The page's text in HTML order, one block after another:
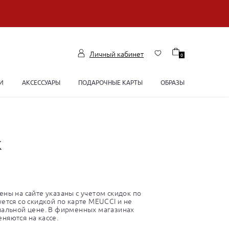
Личный кабинет 0
АКСЕССУАРЫ ПОДАРОЧНЫЕ КАРТЫ ОБРАЗЫ
на сайте указаны с учетом скидок по
со скидкой по карте MEUCCI и не
цене. В фирменных магазинах
на кассе.